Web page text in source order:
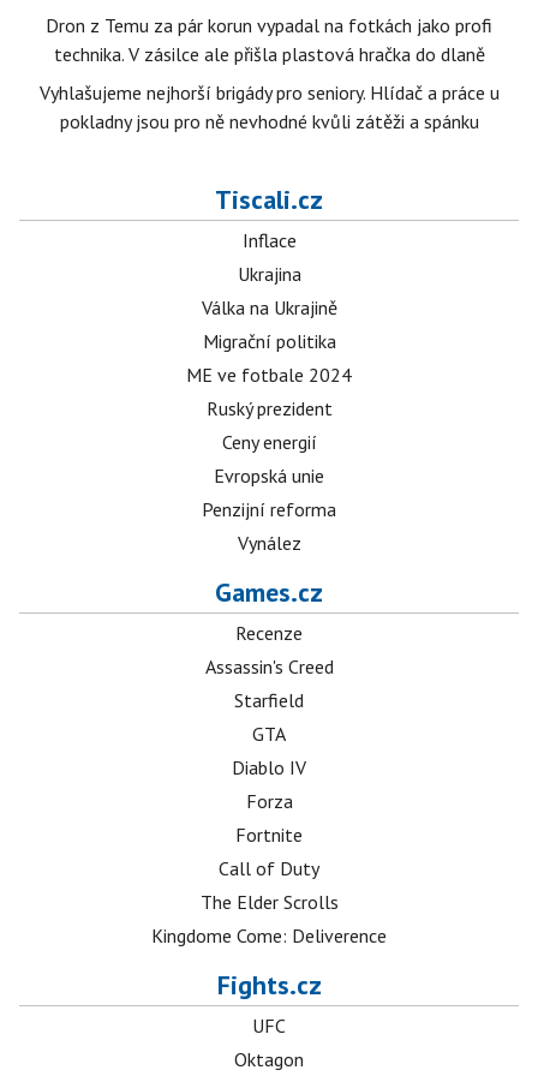
Dron z Temu za pár korun vypadal na fotkách jako profi
technika. V zásilce ale přišla plastová hračka do dlaně
Vyhlašujeme nejhorší brigády pro seniory. Hlídač a práce u
pokladny jsou pro ně nevhodné kvůli zátěži a spánku
Tiscali.cz
Inflace
Ukrajina
Válka na Ukrajině
Migrační politika
ME ve fotbale 2024
Ruský prezident
Ceny energií
Evropská unie
Penzijní reforma
Vynález
Games.cz
Recenze
Assassin's Creed
Starfield
GTA
Diablo IV
Forza
Fortnite
Call of Duty
The Elder Scrolls
Kingdome Come: Deliverence
Fights.cz
UFC
Oktagon